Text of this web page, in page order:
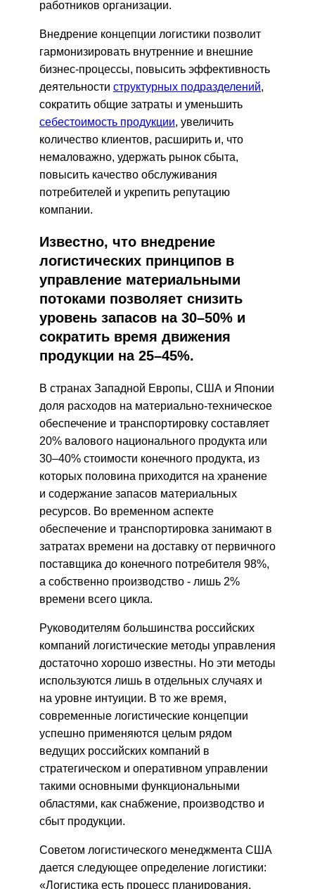
работников организации.
Внедрение концепции логистики позволит
гармонизировать внутренние и внешние
бизнес-процессы, повысить эффективность
деятельности структурных подразделений,
сократить общие затраты и уменьшить
себестоимость продукции, увеличить
количество клиентов, расширить и, что
немаловажно, удержать рынок сбыта,
повысить качество обслуживания
потребителей и укрепить репутацию
компании.
Известно, что внедрение
логистических принципов в
управление материальными
потоками позволяет снизить
уровень запасов на 30–50% и
сократить время движения
продукции на 25–45%.
В странах Западной Европы, США и Японии
доля расходов на материально-техническое
обеспечение и транспортировку составляет
20% валового национального продукта или
30–40% стоимости конечного продукта, из
которых половина приходится на хранение
и содержание запасов материальных
ресурсов. Во временном аспекте
обеспечение и транспортировка занимают в
затратах времени на доставку от первичного
поставщика до конечного потребителя 98%,
а собственно производство - лишь 2%
времени всего цикла.
Руководителям большинства российских
компаний логистические методы управления
достаточно хорошо известны. Но эти методы
используются лишь в отдельных случаях и
на уровне интуиции. В то же время,
современные логистические концепции
успешно применяются целым рядом
ведущих российских компаний в
стратегическом и оперативном управлении
такими основными функциональными
областями, как снабжение, производство и
сбыт продукции.
Советом логистического менеджмента США
дается следующее определение логистики:
«Логистика есть процесс планирования,